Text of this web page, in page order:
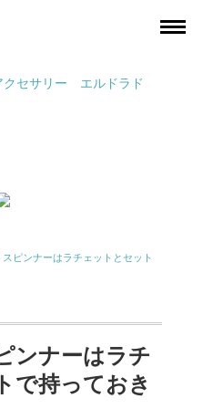
スピンナーはラチェットとセット
ンナーはラチ
で持っておき